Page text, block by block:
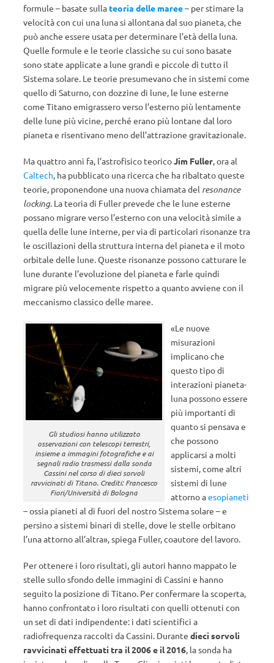
formule – basate sulla teoria delle maree– per stimare la
velocità con cui una luna si allontana dal suo pianeta, che
può anche essere usata per determinare l’età della luna.
Quelle formule e le teorie classiche su cui sono basate
sono state applicate a lune grandi e piccole di tutto il
Sistema solare. Le teorie presumevano che in sistemi come
quello di Saturno, con dozzine di lune, le lune esterne
come Titano emigrassero verso l’esterno più lentamente
delle lune più vicine, perché erano più lontane dal loro
pianeta e risentivano meno dell’attrazione gravitazionale.
Ma quattro anni fa, l’astrofisico teoricoJim Fuller, ora al
Caltech, ha pubblicato una ricerca che ha ribaltato queste
teorie, proponendone una nuova chiamata del resonance
locking. La teoria di Fuller prevede che le lune esterne
possano migrare verso l’esterno con una velocità simile a
quella delle lune interne, per via di particolari risonanze tra
le oscillazioni della struttura interna del pianeta e il moto
orbitale delle lune. Queste risonanze possono catturare le
lune durante l’evoluzione del pianeta e farle quindi
migrare più velocemente rispetto a quanto avviene con il
meccanismo classico delle maree.
Gli studiosi hanno utilizzato
osservazioni con telescopi terrestri,
insieme a immagini fotografiche e ai
segnali radio trasmessi dalla sonda
Cassini nel corso di dieci sorvoli
ravvicinati di Titano. Crediti: Francesco
Fiori/Università di Bologna
«Le nuove
misurazioni
implicano che
questo tipo di
interazioni pianeta-
luna possono essere
più importanti di
quanto si pensava e
che possono
applicarsi a molti
sistemi, come altri
sistemi di lune
attorno aesopianeti
– ossia pianeti al di fuori del nostro Sistema solare – e
persino a sistemi binari di stelle, dove le stelle orbitano
l’una attorno all’altra», spiega Fuller, coautore del lavoro.
Per ottenere i loro risultati, gli autori hanno mappato le
stelle sullo sfondo delle immagini di Cassini e hanno
seguito la posizione di Titano. Per confermare la scoperta,
hanno confrontato i loro risultati con quelli ottenuti con
un set di dati indipendente: i dati scientifici a
radiofrequenza raccolti da Cassini. Durante dieci sorvoli
ravvicinati effettuati tra il 2006 e il 2016, la sonda ha